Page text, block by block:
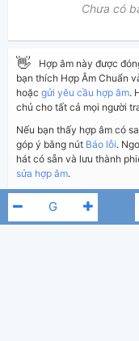
Chưa có
👋 Hợp âm này được
bạn thích Hợp Âm Chuẩn
hoặc gửi yêu cầu hợp âm.
chủ cho tất cả mọi người
Nếu bạn thấy hợp âm có
góp ý bằng nút Báo lỗi.
hát có sẵn và lưu thành
sửa hợp âm.
Thêm vào